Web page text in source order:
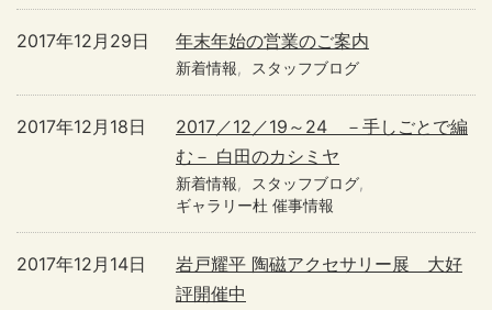
年末年始の営業のご案内
2017年12月29日
新着情報 スタッフブログ
2017／12／19～24 －手しごとで編
む－ 白田のカシミヤ
2017年12月18日
新着情報
スタッフブログ
ギャラリー杜 催事情報
岩戸耀平 陶磁アクセサリー展 大好
評開催中
2017年12月14日